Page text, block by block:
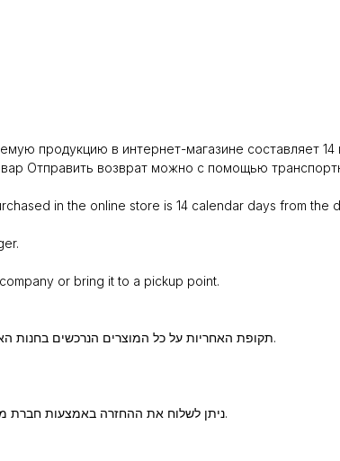
продукцию в интернет-магазине составляет
Отправить возврат можно с помощью
in the online store is 14 calendar days from the
or bring it to a pickup point.
תקופת האחריות על כל המוצרים הנרכשים בחנות האונליין היא 14 ימים קלנדריים ממועד הרכישה.
ניתן לשלוח את ההחזרה באמצעות חברת משלוחים או להביא באופן אישי לנקודת איסוף.